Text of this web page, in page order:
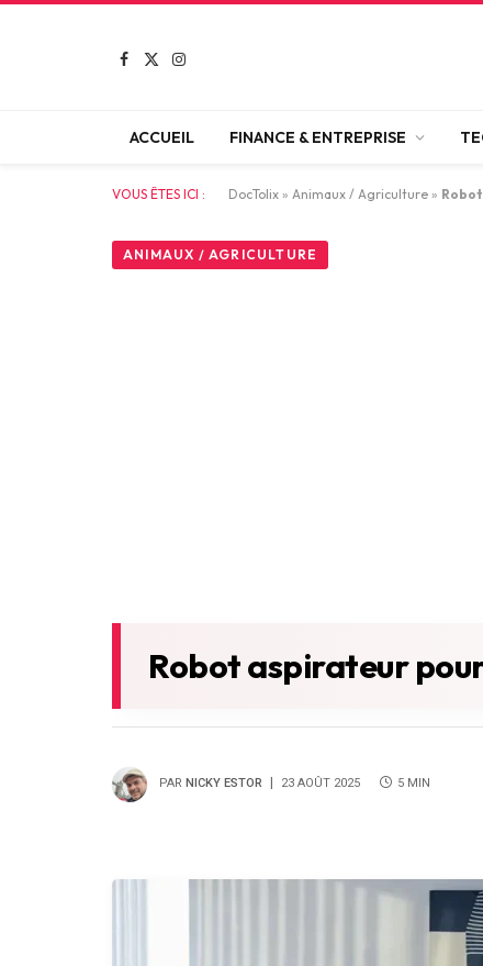
Facebook
X
Instagram
ACCUEIL FINANCE & ENTREPRISE
VOUS ÊTES ICI : DocTolix » Animaux / Agriculture »
ANIMAUX / AGRICULTURE
Robot aspirateur
PAR NICKY ESTOR 23 AOÛT 2025 5 MIN